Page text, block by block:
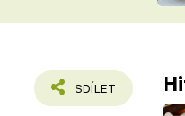
ČASOPIS
SDÍLET